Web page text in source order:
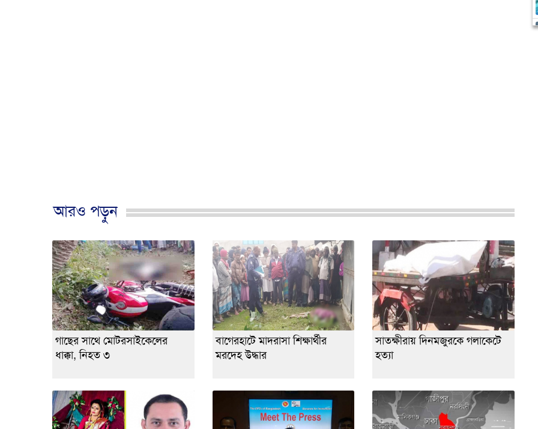
আরও পড়ুন
গাছের সাথে মোটরসাইকেলের
ধাক্কা, নিহত ৩
বাগেরহাটে মাদরাসা শিক্ষার্থীর
মরদেহ উদ্ধার
সাতক্ষীরায় দিনমজুরকে গলাকেটে
হত্যা